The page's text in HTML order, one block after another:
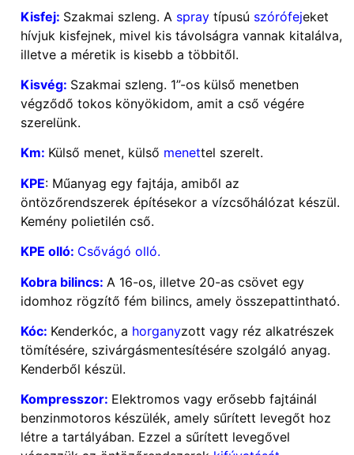
Kisfej: Szakmai szleng. A spray típusú szórófejeket
hívjuk kisfejnek, mivel kis távolságra vannak kitalálva,
illetve a méretik is kisebb a többitől.
Kisvég: Szakmai szleng. 1”-os külső menetben
végződő tokos könyökidom, amit a cső végére
szerelünk.
Km: Külső menet, külső menettel szerelt.
KPE: Műanyag egy fajtája, amiből az
öntözőrendszerek építésekor a vízcsőhálózat készül.
Kemény polietilén cső.
KPE olló: Csővágó olló.
Kobra bilincs: A 16-os, illetve 20-as csövet egy
idomhoz rögzítő fém bilincs, amely összepattintható.
Kóc: Kenderkóc, a horganyzott vagy réz alkatrészek
tömítésére, szivárgásmentesítésére szolgáló anyag.
Kenderből készül.
Kompresszor: Elektromos vagy erősebb fajtáinál
benzinmotoros készülék, amely sűrített levegőt hoz
létre a tartályában. Ezzel a sűrített levegővel